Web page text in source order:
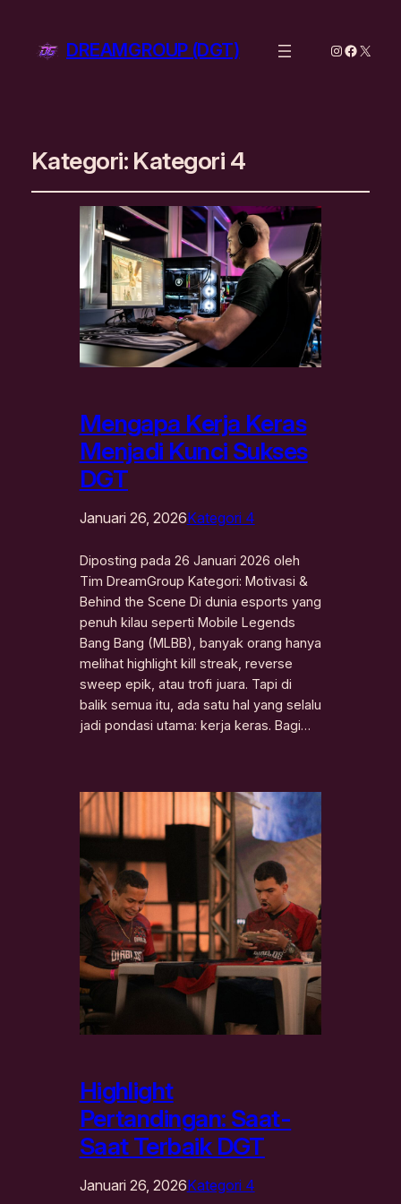
DREAMGROUP (DGT) Instagram
X
Kategori: Kategori 4
Mengapa Kerja Keras
Menjadi Kunci Sukses
DGT
Januari 26, 2026Kategori 4
Diposting pada 26 Januari 2026 oleh
Tim DreamGroup Kategori: Motivasi &
Behind the Scene Di dunia esports yang
penuh kilau seperti Mobile Legends
Bang Bang (MLBB), banyak orang hanya
melihat highlight kill streak, reverse
sweep epik, atau trofi juara. Tapi di
balik semua itu, ada satu hal yang selalu
jadi pondasi utama: kerja keras. Bagi…
Highlight
Pertandingan: Saat-
Saat Terbaik DGT
Januari 26, 2026Kategori 4